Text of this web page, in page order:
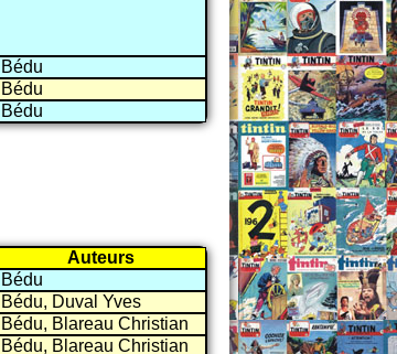
Bédu
Bédu
Bédu
Auteurs
Bédu
Bédu, Duval Yves
Bédu, Blareau Christian
Bédu, Blareau Christian